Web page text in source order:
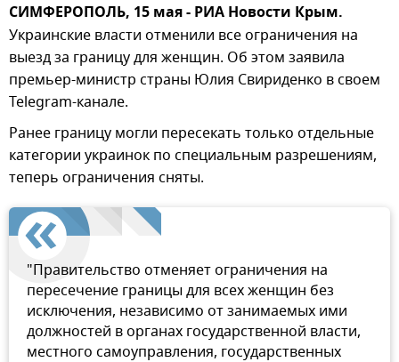
СИМФЕРОПОЛЬ, 15 мая - РИА Новости Крым.
Украинские власти отменили все ограничения на
выезд за границу для женщин. Об этом заявила
премьер-министр страны Юлия Свириденко в своем
Telegram-канале.
Ранее границу могли пересекать только отдельные
категории украинок по специальным разрешениям,
теперь ограничения сняты.
"Правительство отменяет ограничения на
пересечение границы для всех женщин без
исключения, независимо от занимаемых ими
должностей в органах государственной власти,
местного самоуправления, государственных